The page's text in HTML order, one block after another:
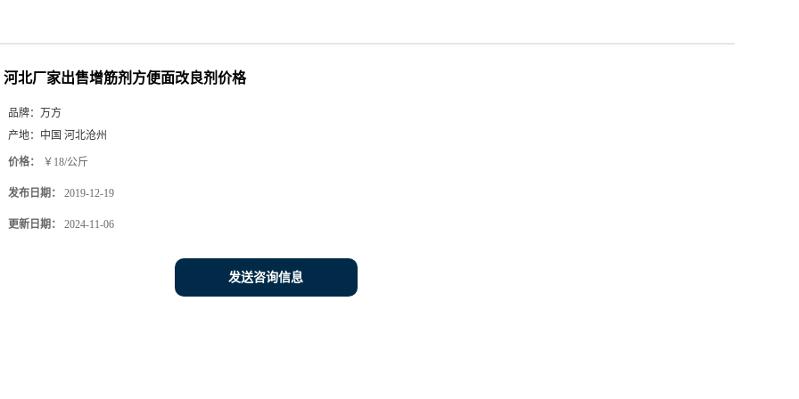
河北厂家出售增筋剂方便面改良剂价格
品牌： 万方
产地： 中国 河北沧州
价格： ￥18/公斤
发布日期： 2019-12-19
更新日期： 2024-11-06
发送咨询信息